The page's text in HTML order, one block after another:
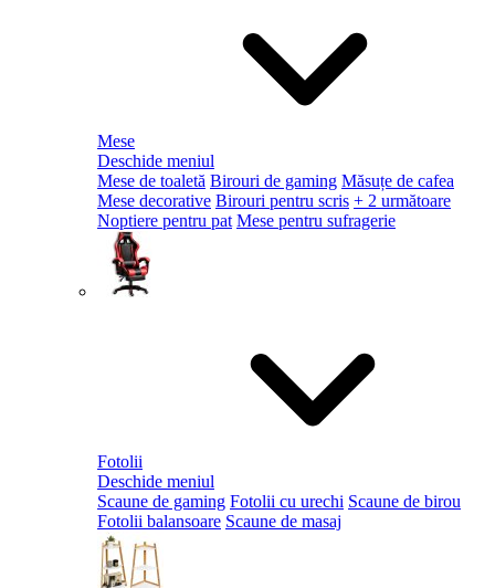
Mese
Deschide meniul
Mese de toaletă Birouri de gaming Măsuțe de cafea
Mese decorative Birouri pentru scris + 2 următoare
Noptiere pentru pat Mese pentru sufragerie
Fotolii
Deschide meniul
Scaune de gaming Fotolii cu urechi Scaune de birou
Fotolii balansoare Scaune de masaj